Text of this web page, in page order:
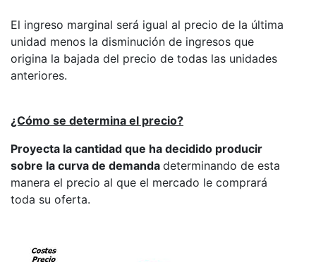
El ingreso marginal será igual al precio de la última
unidad menos la disminución de ingresos que
origina la bajada del precio de todas las unidades
anteriores.
¿Cómo se determina el precio?
Proyecta la cantidad que ha decidido producir
sobre la curva de demanda determinando de esta
manera el precio al que el mercado le comprará
toda su oferta.